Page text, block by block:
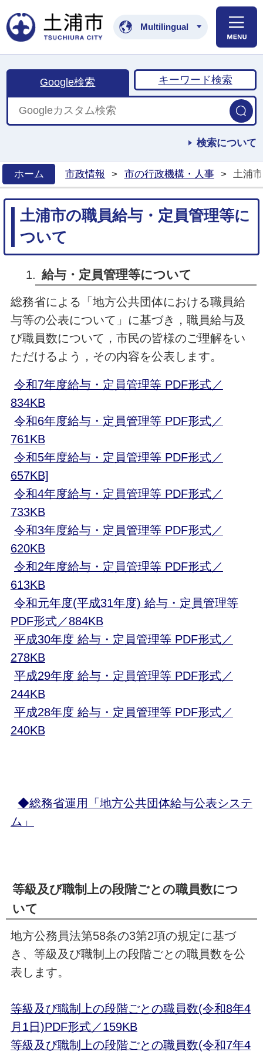
土浦市公式ホームペ
Multilingual
Google検索 キーワード検索
検索について
ホーム
市政情報 > 市の行政機構・人事 > 土浦
土浦市の職員給与・定員管理等に
ついて
給与・定員管理等について
総務省による「地方公共団体における職員給
与等の公表について」に基づき，職員給与及
び職員数について，市民の皆様のご理解をい
ただけるよう，その内容を公表します。
令和7年度給与・定員管理等 PDF形式／
834KB
令和6年度給与・定員管理等 PDF形式／
761KB
令和5年度給与・定員管理等 PDF形式／
657KB]
令和4年度給与・定員管理等 PDF形式／
733KB
令和3年度給与・定員管理等 PDF形式／
620KB
令和2年度給与・定員管理等 PDF形式／
613KB
令和元年度(平成31年度) 給与・定員管理等
PDF形式／884KB
平成30年度 給与・定員管理等 PDF形式／
278KB
平成29年度 給与・定員管理等 PDF形式／
244KB
平成28年度 給与・定員管理等 PDF形式／
240KB
◆総務省運用「地方公共団体給与公表システ
ム」
等級及び職制上の段階ごとの職員数につ
いて
地方公務員法第58条の3第2項の規定に基づ
き、等級及び職制上の段階ごとの職員数を公
表します。
等級及び職制上の段階ごとの職員数(令和8年4
月1日)PDF形式／159KB
等級及び職制上の段階ごとの職員数(令和7年4